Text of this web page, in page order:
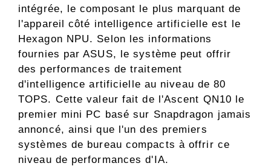
intégrée, le composant le plus marquant de
l'appareil côté intelligence artificielle est le
Hexagon NPU. Selon les informations
fournies par ASUS, le système peut offrir
des performances de traitement
d'intelligence artificielle au niveau de 80
TOPS. Cette valeur fait de l'Ascent QN10 le
premier mini PC basé sur Snapdragon jamais
annoncé, ainsi que l'un des premiers
systèmes de bureau compacts à offrir ce
niveau de performances d'IA.